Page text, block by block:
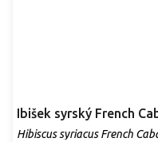
Ibišek syrský French
Hibiscus syriacus French